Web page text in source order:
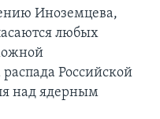
Иноземцева,
любых
Российской
над ядерным